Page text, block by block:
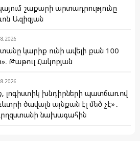
շաքարի արտադրությունը
Ազիզյան
կարիք ունի ավելի քան 100
Թաթուլ Հակոբյան
լոգիստիկ խնդիրների պատճառով
ծավալն այնքան էլ մեծ չէ»․
նախագահին